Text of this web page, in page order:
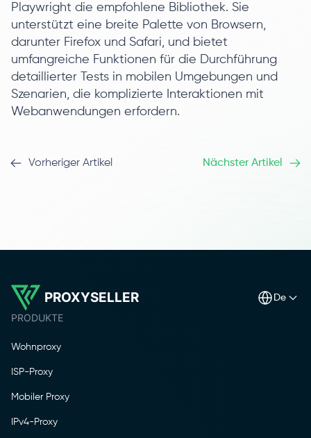
Playwright die empfohlene Bibliothek. Sie
unterstützt eine breite Palette von Browsern,
darunter Firefox und Safari, und bietet
umfangreiche Funktionen für die Durchführung
detaillierter Tests in mobilen Umgebungen und
Szenarien, die komplizierte Interaktionen mit
Webanwendungen erfordern.
Vorheriger Artikel Nächster Artikel
PROXYSELLER de
PRODUKTE
Wohnproxy
ISP-Proxy
Mobiler Proxy
IPv4-Proxy